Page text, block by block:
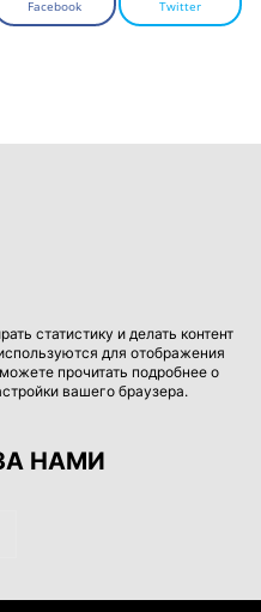
Facebook Twitter
статистику и делать контент
для отображения
прочитать подробнее о
вашего браузера.
НАМИ